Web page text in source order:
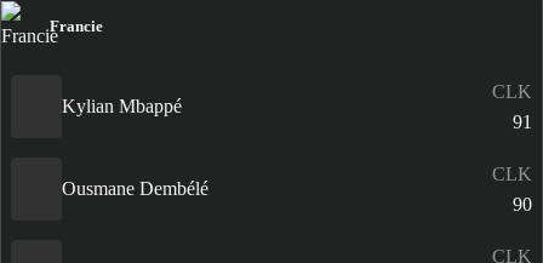
Francie
Kylian Mbappé
CLK
91
Ousmane Dembélé
CLK
90
CLK